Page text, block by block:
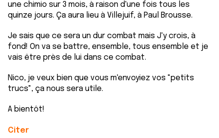
une chimio sur 3 mois, à raison d'une fois tous les
quinze jours. Ça aura lieu à Villejuif, à Paul Brousse.
Je sais que ce sera un dur combat mais J'y crois, à
fond! On va se battre, ensemble, tous ensemble et je
vais être près de lui dans ce combat.
Nico, je veux bien que vous m'envoyiez vos "petits
trucs", ça nous sera utile.
A bientôt!
Citer